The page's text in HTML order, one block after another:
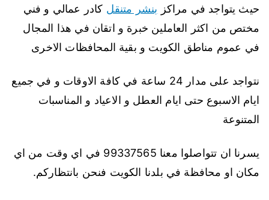
حيث يتواجد في مراكز بنشر متنقل كادر عمالي و فني
مختص من اكثر العاملين خبرة و اتقان في هذا المجال
في عموم مناطق الكويت و بقية المحافظات الاخرى
نتواجد على مدار 24 ساعة في كافة الاوقات و في جميع
ايام الاسبوع حتى ايام العطل و الاعياد و المناسبات
المتنوعة
يسرنا ان تتواصلوا معنا 99337565 في اي وقت من اي
مكان او محافظة في بلدنا الكويت فنحن بانتظاركم.